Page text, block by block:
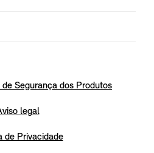
Segurança dos Produtos
legal
de Privacidade